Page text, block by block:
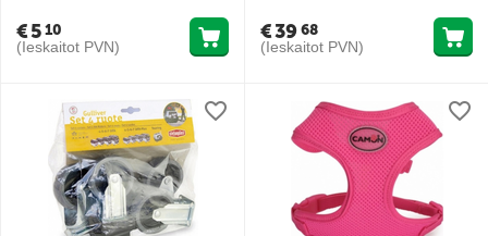
€510
(Ieskaitot PVN)
€3968
(Ieskaitot PVN)